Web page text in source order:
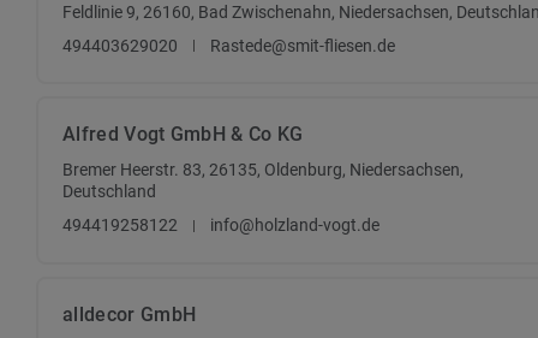
Feldlinie 9, 26160, Bad Zwischenahn, Niedersachsen,
494403629020
Rastede@smit-fliesen.de
Alfred Vogt GmbH & Co KG
Bremer Heerstr. 83, 26135, Oldenburg, Niedersachsen,
Deutschland
494419258122
info@holzland-vogt.de
alldecor GmbH